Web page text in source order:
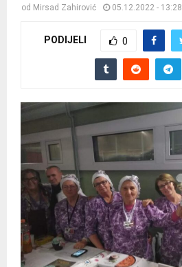
od Mirsad Zahirović 05.12.2022 - 13:28
PODIJELI 0